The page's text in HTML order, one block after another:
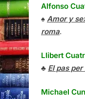
Alfonso
♠ Amor y
roma.
Llibert
♣ El pas
Michael